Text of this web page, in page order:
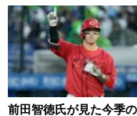
前田智徳氏が見た今季